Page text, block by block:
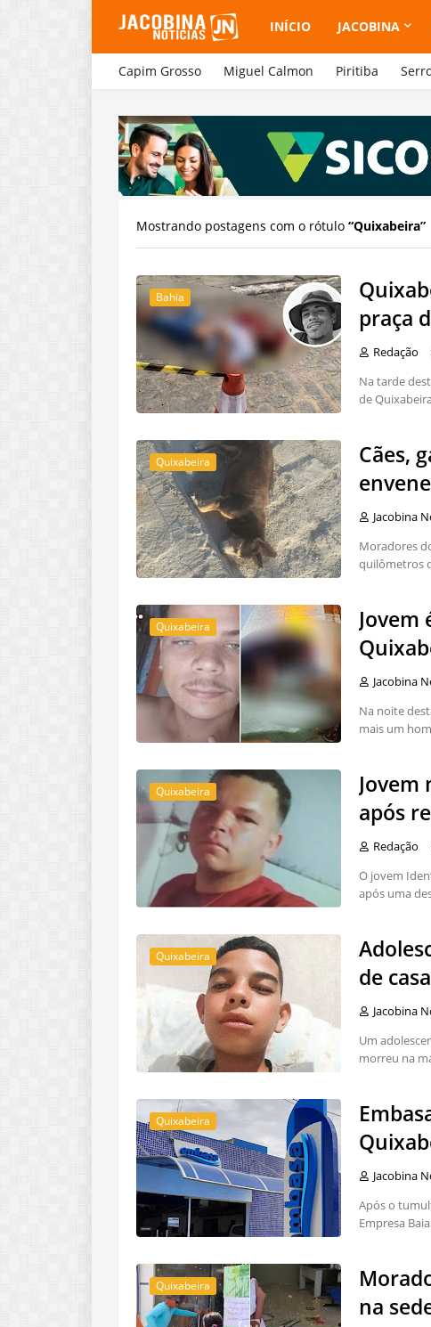
INÍCIO JACOBINA
Capim Grosso Miguel Calmon Piritiba
Mostrando postagens com o rótulo Quixabeira
Bahia
praça
Redação
Na tarde
de
Quixabeira
Cães,
Jacobina
Moradores
quilômetros
Quixabeira
Jacobina
Na noite
mais um
Quixabeira
após
Redação
O jovem
após uma
Quixabeira
de
Jacobina
Um
morreu na
Quixabeira
Jacobina
Após o
Empresa
Quixabeira
na